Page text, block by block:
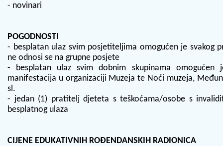
- novinari
POGODNOSTI
- besplatan ulaz svim posjetiteljima omogućen je svakog
ne odnosi se na grupne posjete
- besplatan ulaz svim dobnim skupinama omogućen
manifestacija u organizaciji Muzeja te Noći muzeja,
sl.
- jedan (1) pratitelj djeteta s teškoćama/osobe s
besplatnog ulaza
CIJENE EDUKATIVNIH ROĐENDANSKIH RADIONICA